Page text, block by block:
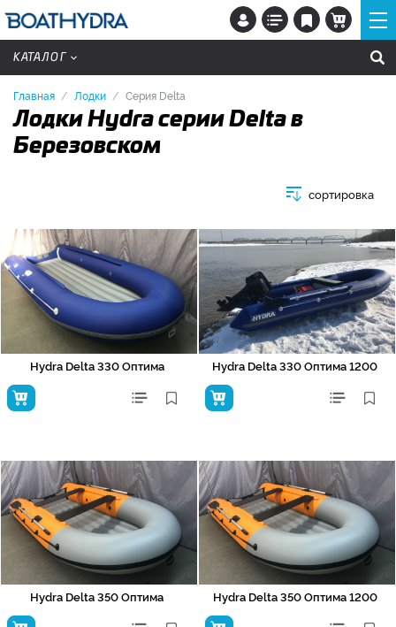
КАТАЛОГ
Главная Лодки Серия Delta
Лодки Hydra серии Delta в
Березовском
сортировка
Hydra Delta 330 Оптима Hydra Delta 330 Оптима 1200
Hydra Delta 350 Оптима Hydra Delta 350 Оптима 1200